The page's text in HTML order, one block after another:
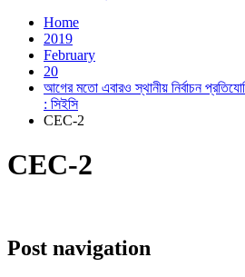
Home
2019
February
20
আগের মতো এবারও স্থানীয় নির্বাচন
: সিইসি
CEC-2
CEC-2
Post navigation